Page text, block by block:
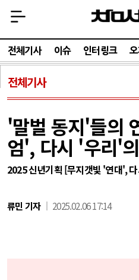
전체기사 이슈 인터링크
전체기사
'말벌 동지'들의
엄', 다시 '우리'
2025 신년기획 [무지갯빛 '연대',
류민 기자 2025.02.06 17:14